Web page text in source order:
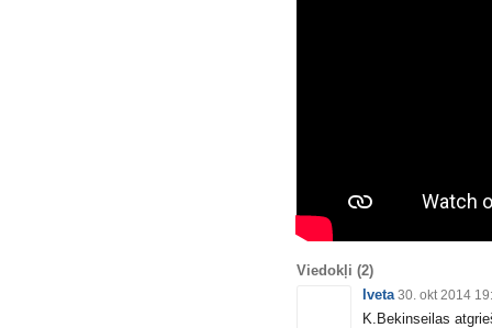
Viedokļi (2)
Iveta 30. okt 2014
K.Bekinseilas